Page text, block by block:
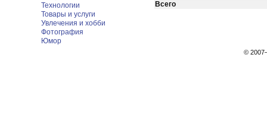
Технологии
Товары и услуги
Увлечения и хобби
Фотография
Юмор
Всего
©